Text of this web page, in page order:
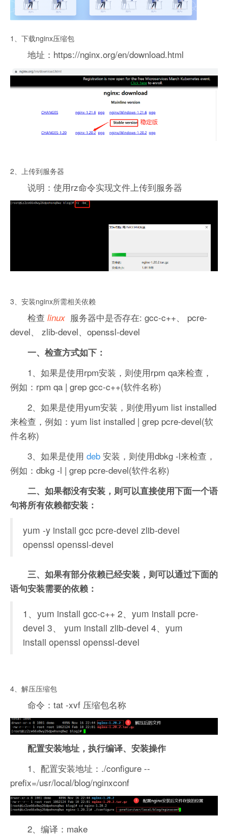
1、下载nginx压缩包
地址：https://nginx.org/en/download.html
2、上传到服务器
说明：使用rz命令实现文件上传到服务器
3、安装nginx所需相关依赖
检查 linux 服务器中是否存在: gcc-c++、 pcre-
devel、 zlib-devel、openssl-devel
一、检查方式如下：
1、如果是使用rpm安装，则使用rpm qa来检查，
例如：rpm qa | grep gcc-c++(软件名称)
2、如果是使用yum安装，则使用yum list installed
来检查，例如：yum list installed | grep pcre-devel(软
件名称)
3、如果是使用 deb 安装，则使用dbkg -l来检查，
例如：dbkg -l | grep pcre-devel(软件名称)
二、如果都没有安装，则可以直接使用下面一个语
句将所有依赖都安装：
yum -y install gcc pcre-devel zlib-devel
openssl openssl-devel
三、如果有部分依赖已经安装，则可以通过下面的
语句安装需要的依赖：
1、yum install gcc-c++ 2、yum install pcre-
devel 3、 yum install zlib-devel 4、yum
install openssl openssl-devel
4、解压压缩包
命令：tat -xvf 压缩包名称
配置安装地址，执行编译、安装操作
1、配置安装地址：./configure --
prefix=/usr/local/blog/nginxconf
2、编译：make